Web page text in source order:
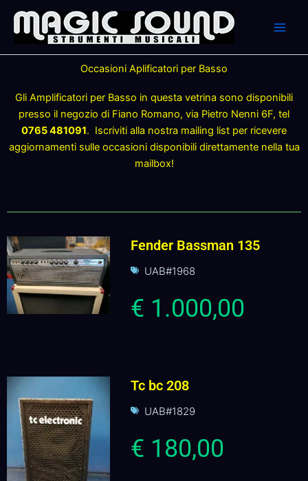
content
Occasioni Aplificatori per Basso
Gli Amplificatori per Basso in questa vetrina sono disponibili
presso il negozio di Fiano Romano, via Pietro Nenni 6F, tel
0765 481091. Iscriviti alla nostra mailing list per ricevere
aggiornamenti sulle occasioni disponibili direttamente nella tua
mailbox!
Fender Bassman 135
UAB#1968
€ 1.000,00
Tc bc 208
UAB#1829
€ 180,00